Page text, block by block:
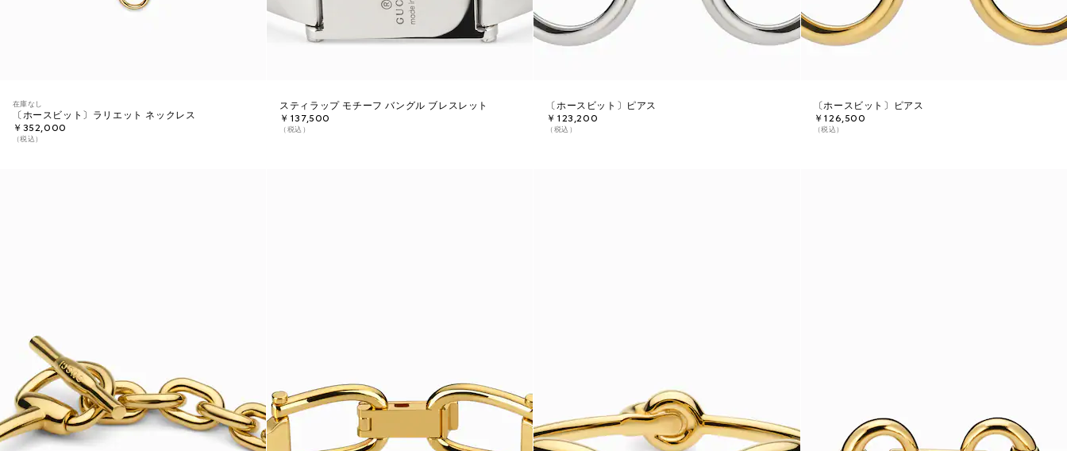
在庫なし
〔ホースビット〕ラリエット ネックレス
￥352,000
（税込）
スティラップ モチーフ バングル ブレスレット
￥137,500
（税込）
〔ホースビット〕ピアス
￥123,200
（税込）
〔ホースビット〕ピアス
￥126,500
（税込）